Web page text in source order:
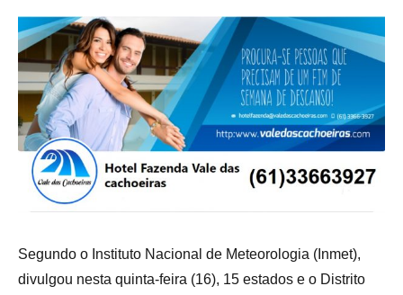
Segundo o Instituto Nacional de Meteorologia (Inmet),
divulgou nesta quinta-feira (16), 15 estados e o Distrito